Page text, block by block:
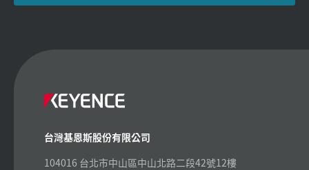
台灣基恩斯股份有限公司
104016 台北市中山區中山北路二段42號12樓